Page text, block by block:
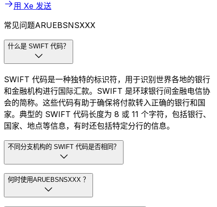
用 Xe 发送
常见问题ARUEBSNSXXX
什么是 SWIFT 代码？
SWIFT 代码是一种独特的标识符，用于识别世界各地的银行
和金融机构进行国际汇款。SWIFT 是环球银行间金融电信协
会的简称。这些代码有助于确保将付款转入正确的银行和国
家。典型的 SWIFT 代码长度为 8 或 11 个字符，包括银行、
国家、地点等信息，有时还包括特定分行的信息。
不同分支机构的 SWIFT 代码是否相同？
何时使用ARUEBSNSXXX ？